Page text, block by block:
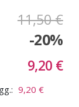
11,50 €
-20%
9,20 €
9,20 €